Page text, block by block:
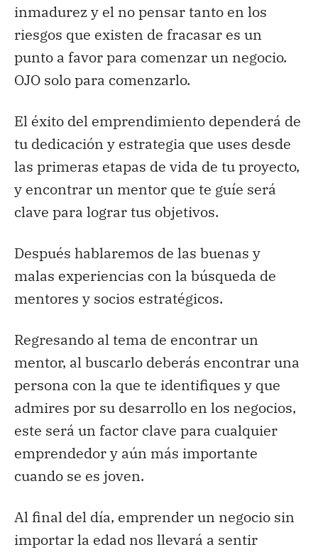
inmadurez y el no pensar tanto en los
riesgos que existen de fracasar es un
punto a favor para comenzar un negocio.
OJO solo para comenzarlo.
El éxito del emprendimiento dependerá de
tu dedicación y estrategia que uses desde
las primeras etapas de vida de tu proyecto,
y encontrar un mentor que te guíe será
clave para lograr tus objetivos.
Después hablaremos de las buenas y
malas experiencias con la búsqueda de
mentores y socios estratégicos.
Regresando al tema de encontrar un
mentor, al buscarlo deberás encontrar una
persona con la que te identifiques y que
admires por su desarrollo en los negocios,
este será un factor clave para cualquier
emprendedor y aún más importante
cuando se es joven.
Al final del día, emprender un negocio sin
importar la edad nos llevará a sentir